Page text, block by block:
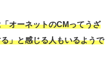
オーネットのCMってうざ
」と感じる人もいるようで